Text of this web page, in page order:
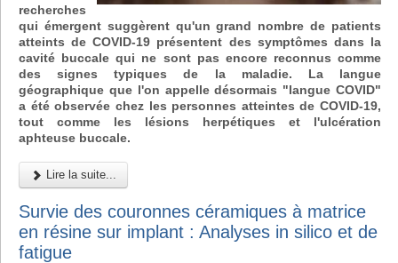
recherches
qui émergent suggèrent qu'un grand nombre de patients
atteints de COVID-19 présentent des symptômes dans la
cavité buccale qui ne sont pas encore reconnus comme
des signes typiques de la maladie. La langue
géographique que l'on appelle désormais "langue COVID"
a été observée chez les personnes atteintes de COVID-19,
tout comme les lésions herpétiques et l'ulcération
aphteuse buccale.
Lire la suite...
Survie des couronnes céramiques à matrice
en résine sur implant : Analyses in silico et de
fatigue